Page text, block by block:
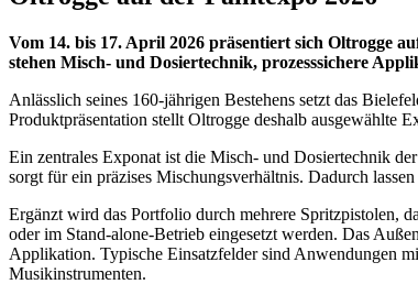
Vom 14. bis 17. April 2026 präsentiert sich Oltrogge
stehen Misch- und Dosiertechnik, prozesssichere
Anlässlich seines 160-jährigen Bestehens setzt das
Produktpräsentation stellt Oltrogge deshalb ausgewählte
Ein zentrales Exponat ist die Misch- und Dosiertechnik
sorgt für ein präzises Mischungsverhältnis. Dadurch
Ergänzt wird das Portfolio durch mehrere Spritzpistolen,
oder im Stand-alone-Betrieb eingesetzt werden. Das
Applikation. Typische Einsatzfelder sind Anwendungen
Musikinstrumenten.